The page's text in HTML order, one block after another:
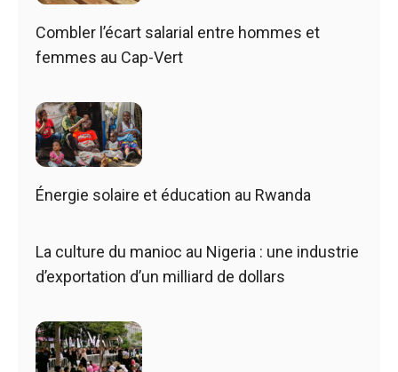
Combler l’écart salarial entre hommes et
femmes au Cap-Vert
Énergie solaire et éducation au Rwanda
La culture du manioc au Nigeria : une industrie
d’exportation d’un milliard de dollars